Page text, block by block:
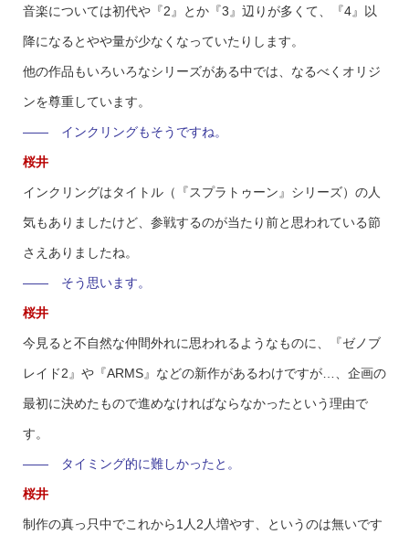
音楽については初代や『2』とか『3』辺りが多くて、『4』以
降になるとやや量が少なくなっていたりします。
他の作品もいろいろなシリーズがある中では、なるべくオリジ
ンを尊重しています。
―― インクリングもそうですね。
桜井
インクリングはタイトル（『スプラトゥーン』シリーズ）の人
気もありましたけど、参戦するのが当たり前と思われている節
さえありましたね。
―― そう思います。
桜井
今見ると不自然な仲間外れに思われるようなものに、『ゼノブ
レイド2』や『ARMS』などの新作があるわけですが…、企画の
最初に決めたもので進めなければならなかったという理由で
す。
―― タイミング的に難しかったと。
桜井
制作の真っ只中でこれから1人2人増やす、というのは無いです